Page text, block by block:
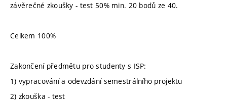
závěrečné zkoušky - test 50% min. 20 bodů ze 40.
Celkem 100%
Zakončení předmětu pro studenty s ISP:
1) vypracování a odevzdání semestrálního projektu
2) zkouška - test